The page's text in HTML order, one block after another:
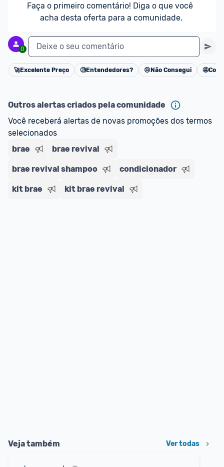
Faça o primeiro comentário! Diga o que você
acha desta oferta para a comunidade.
0 Deixe o seu comentário
Cancelar
🚀Excelente Preço 🧐Entendedores? 😢 Não Consegui 🤩
Outros alertas criados pela comunidade
Você receberá alertas de novas promoções dos termos
selecionados
brae
brae revival
brae revival shampoo condicionador
kit brae kit brae revival
Veja também Ver todas